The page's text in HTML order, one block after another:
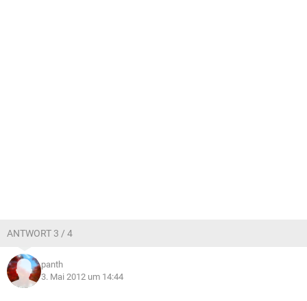
ANTWORT 3 / 4
panth
3. Mai 2012 um 14:44